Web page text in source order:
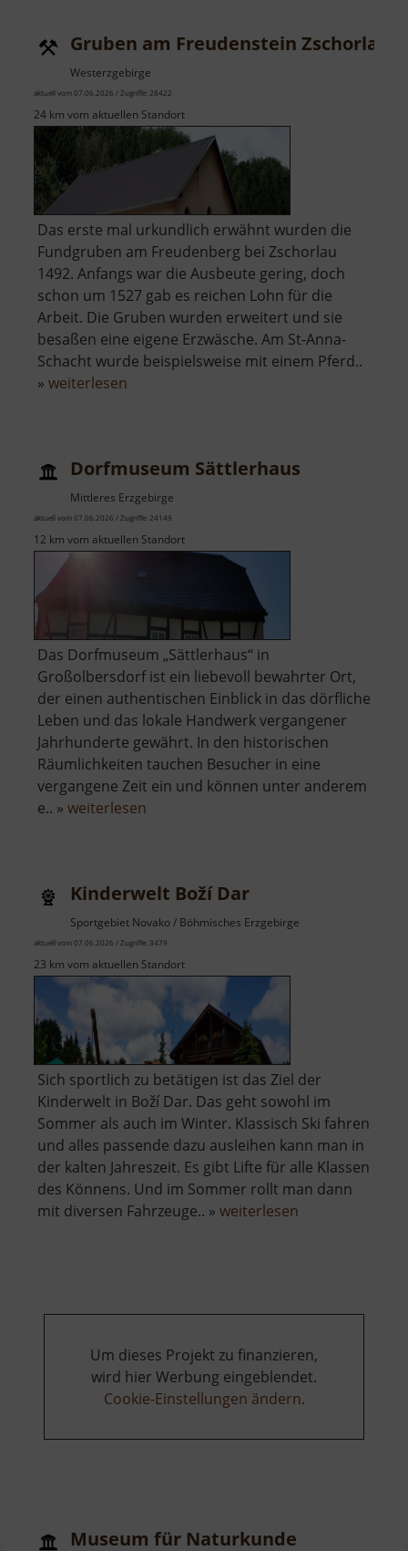
Gruben am Freudenstein Zschorlau
Westerzgebirge
aktuell vom 07.06.2026 / Zugriffe: 28422
24 km vom aktuellen Standort
Das erste mal urkundlich erwähnt wurden die
Fundgruben am Freudenberg bei Zschorlau
1492. Anfangs war die Ausbeute gering, doch
schon um 1527 gab es reichen Lohn für die
Arbeit. Die Gruben wurden erweitert und sie
besaßen eine eigene Erzwäsche. Am St-Anna-
Schacht wurde beispielsweise mit einem Pferd..
» weiterlesen
Zschorlau
Dorfmuseum Sättlerhaus
Mittleres Erzgebirge
aktuell vom 07.06.2026 / Zugriffe: 24149
12 km vom aktuellen Standort
Das Dorfmuseum „Sättlerhaus“ in
Großolbersdorf ist ein liebevoll bewahrter Ort,
der einen authentischen Einblick in das dörfliche
Leben und das lokale Handwerk vergangener
Jahrhunderte gewährt. In den historischen
Räumlichkeiten tauchen Besucher in eine
vergangene Zeit ein und können unter anderem
e.. » weiterlesen
Kinderwelt Boží Dar
Sportgebiet Novako / Böhmisches Erzgebirge
aktuell vom 07.06.2026 / Zugriffe: 3479
23 km vom aktuellen Standort
Sich sportlich zu betätigen ist das Ziel der
Kinderwelt in Boží Dar. Das geht sowohl im
Sommer als auch im Winter. Klassisch Ski fahren
und alles passende dazu ausleihen kann man in
der kalten Jahreszeit. Es gibt Lifte für alle Klassen
des Könnens. Und im Sommer rollt man dann
mit diversen Fahrzeuge.. » weiterlesen
Um dieses Projekt zu finanzieren,
wird hier Werbung eingeblendet.
Cookie-Einstellungen ändern.
Museum für Naturkunde